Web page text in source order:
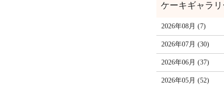
2026年08月 (7)
2026年07月 (30)
2026年06月 (37)
2026年05月 (52)